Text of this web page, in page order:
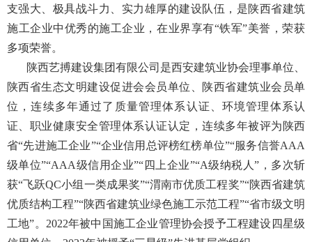
支强大、极具战斗力、实力雄厚的建设队伍，是陕西省建筑
施工企业中优秀的施工企业，在业界享有“铁军”美誉，荣获
多项荣誉。
陕西艺搏建设集团有限公司是西安建筑业协会理事单位、
陕西省生态文明建设促进会会员单位、陕西省建筑业会员单
位，连续多年通过了质量管理体系认证、环境管理体系认
证、职业健康安全管理体系认证认定，连续多年被评为陕西
省“先进施工企业”“企业信用总评榜红榜单位”“服务信誉AAA
级单位”“AAA级信用企业”“四上企业”“A级纳税人”，多次斩
获“飞跃QC小组一类成果奖”“渭南市优质工程奖”“陕西省建筑
优质结构工程”“陕西省建筑业绿色施工示范工程”“省市级文明
工地”。2022年被中国施工企业管理协会授予工程建设四星级